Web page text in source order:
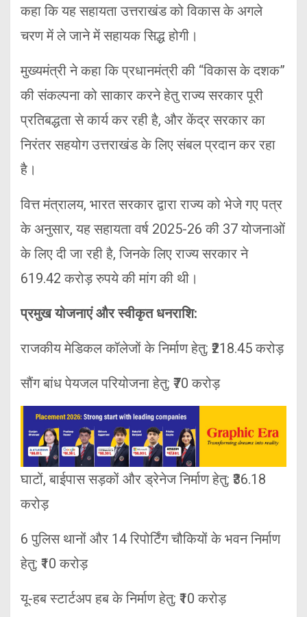
कहा कि यह सहायता उत्तराखंड को विकास के अगले
चरण में ले जाने में सहायक सिद्ध होगी।
मुख्यमंत्री ने कहा कि प्रधानमंत्री की “विकास के दशक”
की संकल्पना को साकार करने हेतु राज्य सरकार पूरी
प्रतिबद्धता से कार्य कर रही है, और केंद्र सरकार का
निरंतर सहयोग उत्तराखंड के लिए संबल प्रदान कर रहा
है।
वित्त मंत्रालय, भारत सरकार द्वारा राज्य को भेजे गए पत्र
के अनुसार, यह सहायता वर्ष 2025-26 की 37 योजनाओं
के लिए दी जा रही है, जिनके लिए राज्य सरकार ने
619.42 करोड़ रुपये की मांग की थी।
प्रमुख योजनाएं और स्वीकृत धनराशि:
राजकीय मेडिकल कॉलेजों के निर्माण हेतु: ₹218.45 करोड़
सौंग बांध पेयजल परियोजना हेतु: ₹70 करोड़
घाटों, बाईपास सड़कों और ड्रेनेज निर्माण हेतु: ₹36.18
करोड़
6 पुलिस थानों और 14 रिपोर्टिंग चौकियों के भवन निर्माण
हेतु: ₹10 करोड़
यू-हब स्टार्टअप हब के निर्माण हेतु: ₹10 करोड़